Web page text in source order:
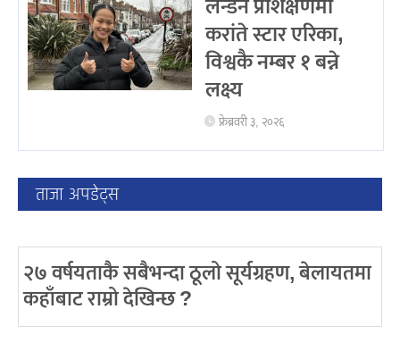
करांते स्टार एरिका,
विश्वकै नम्बर १ बन्ने
लक्ष्य
फ्रेब्रवरी ३, २०२६
ताजा अपडेट्स
२७ वर्षयताकै सबैभन्दा ठूलो सूर्यग्रहण, बेलायतमा
कहाँबाट राम्रो देखिन्छ ?